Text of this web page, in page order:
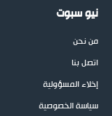
نيو سبوت
من نحن
اتصل بنا
إخلاء المسؤولية
سياسة الخصوصية